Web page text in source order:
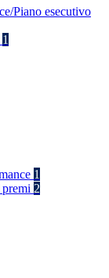
Piano esecutivo
1
1
2